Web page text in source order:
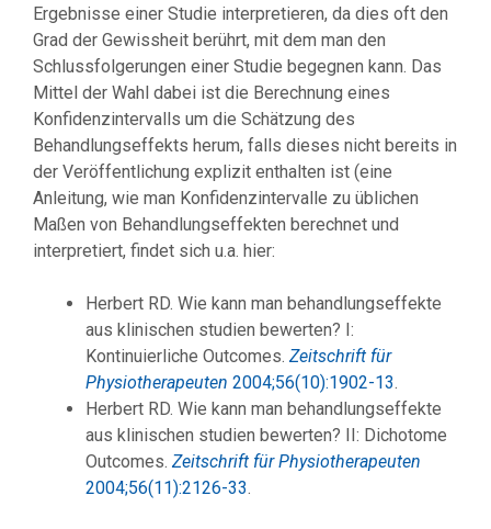
Ergebnisse einer Studie interpretieren, da dies oft den
Grad der Gewissheit berührt, mit dem man den
Schlussfolgerungen einer Studie begegnen kann. Das
Mittel der Wahl dabei ist die Berechnung eines
Konfidenzintervalls um die Schätzung des
Behandlungseffekts herum, falls dieses nicht bereits in
der Veröffentlichung explizit enthalten ist (eine
Anleitung, wie man Konfidenzintervalle zu üblichen
Maßen von Behandlungseffekten berechnet und
interpretiert, findet sich u.a. hier:
Herbert RD. Wie kann man behandlungseffekte
aus klinischen studien bewerten? I:
Kontinuierliche Outcomes. Zeitschrift für
Physiotherapeuten 2004;56(10):1902-13.
Herbert RD. Wie kann man behandlungseffekte
aus klinischen studien bewerten? II: Dichotome
Outcomes. Zeitschrift für Physiotherapeuten
2004;56(11):2126-33.